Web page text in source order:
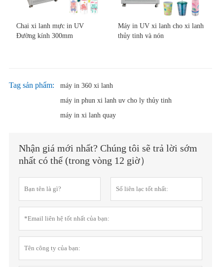
Chai xi lanh mực in UV
Đường kính 300mm
Máy in UV xi lanh cho xi lanh
thủy tinh và nón
Tag sản phẩm:
máy in 360 xi lanh
máy in phun xi lanh uv cho ly thủy tinh
máy in xi lanh quay
Nhận giá mới nhất? Chúng tôi sẽ trả lời sớm
nhất có thể (trong vòng 12 giờ）